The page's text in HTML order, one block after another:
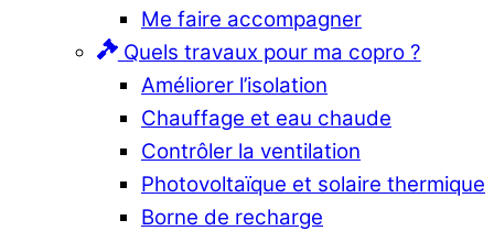
Me faire accompagner
Quels travaux pour ma copro ?
Améliorer l’isolation
Chauffage et eau chaude
Contrôler la ventilation
Photovoltaïque et solaire thermique
Borne de recharge